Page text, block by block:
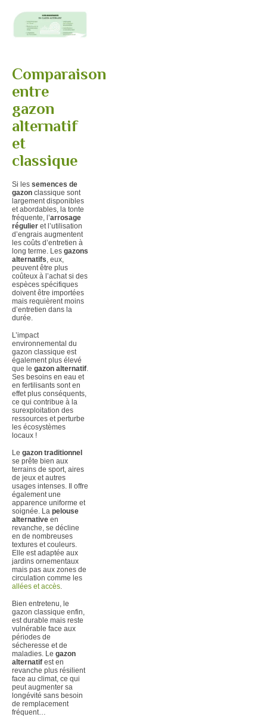
Comparaison
entre
gazon
alternatif
et
classique
Si les semences de
gazon classique sont
largement disponibles
et abordables, la tonte
fréquente, l’arrosage
régulier et l’utilisation
d’engrais augmentent
les coûts d’entretien à
long terme. Les gazons
alternatifs, eux,
peuvent être plus
coûteux à l’achat si des
espèces spécifiques
doivent être importées
mais requièrent moins
d’entretien dans la
durée.
L’impact
environnemental du
gazon classique est
également plus élevé
que le gazon alternatif.
Ses besoins en eau et
en fertilisants sont en
effet plus conséquents,
ce qui contribue à la
surexploitation des
ressources et perturbe
les écosystèmes
locaux !
Le gazon traditionnel
se prête bien aux
terrains de sport, aires
de jeux et autres
usages intenses. Il offre
également une
apparence uniforme et
soignée. La pelouse
alternative en
revanche, se décline
en de nombreuses
textures et couleurs.
Elle est adaptée aux
jardins ornementaux
mais pas aux zones de
circulation comme les
allées et accès.
Bien entretenu, le
gazon classique enfin,
est durable mais reste
vulnérable face aux
périodes de
sécheresse et de
maladies. Le gazon
alternatif est en
revanche plus résilient
face au climat, ce qui
peut augmenter sa
longévité sans besoin
de remplacement
fréquent…